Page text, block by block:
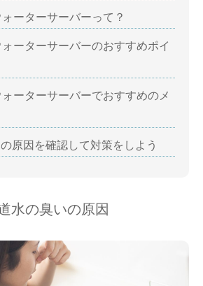
ーターサーバーって？
ーターサーバーのおすすめポイ
ーターサーバーでおすすめのメ
原因を確認して対策をしよう
水の臭いの原因